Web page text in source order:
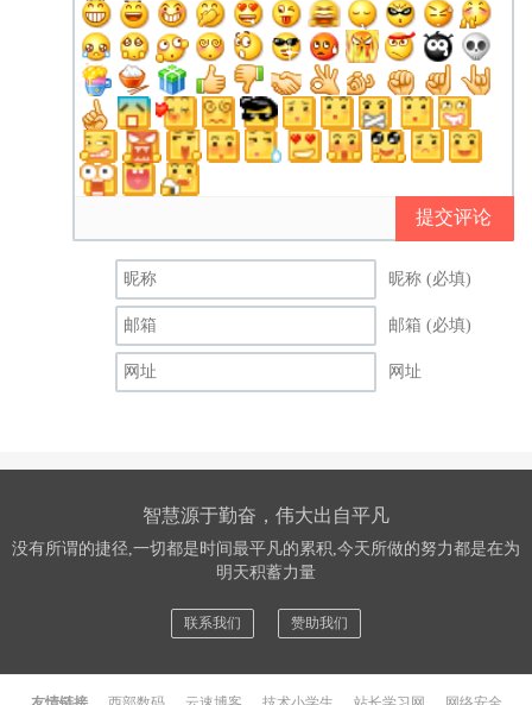
提交评论
昵称 (必填)
邮箱 (必填)
网址
智慧源于勤奋，伟大出自平凡
没有所谓的捷径,一切都是时间最平凡的累积,今天所做的努力都是在为
明天积蓄力量
联系我们 赞助我们